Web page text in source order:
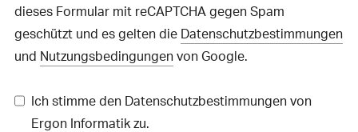
dieses Formular mit reCAPTCHA gegen Spam
geschützt und es gelten die Datenschutzbestimmungen
und Nutzungsbedingungenvon Google.
Ich stimme den Datenschutzbestimmungen von
Ergon Informatik zu.